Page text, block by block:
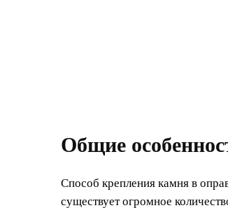
Общие
Способ крепления камня в
существует огромное